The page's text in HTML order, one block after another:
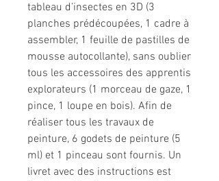
tableau d’insectes en 3D (3
planches prédécoupées, 1 cadre à
assembler, 1 feuille de pastilles de
mousse autocollante), sans oublier
tous les accessoires des apprentis
explorateurs (1 morceau de gaze, 1
pince, 1 loupe en bois). Afin de
réaliser tous les travaux de
peinture, 6 godets de peinture (5
ml) et 1 pinceau sont fournis. Un
livret avec des instructions est